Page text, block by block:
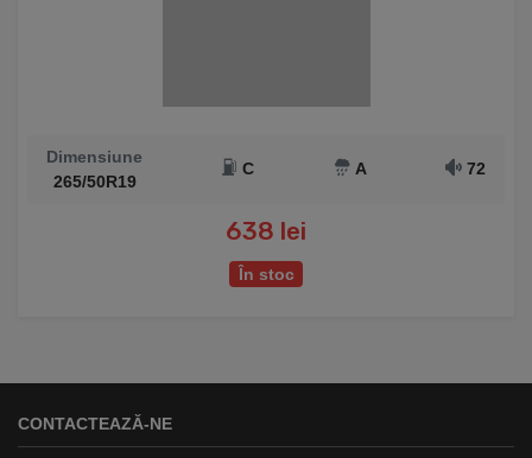
Dimensiune
265/50R19
C A 72
638 lei
În stoc
CONTACTEAZĂ-NE